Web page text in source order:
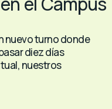
nuevo turno donde
diez días
nuestros